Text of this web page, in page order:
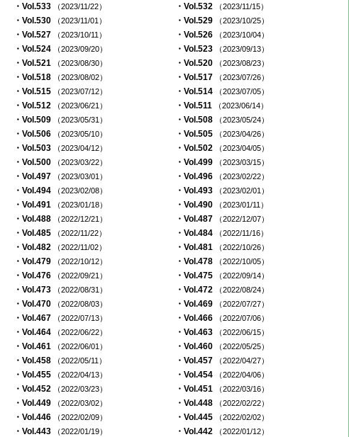
・Vol.533 （2023/11/22） ・Vol.532 （2023/11/15）
・Vol.530 （2023/11/01） ・Vol.529 （2023/10/25）
・Vol.527 （2023/10/11） ・Vol.526 （2023/10/04）
・Vol.524 （2023/09/20） ・Vol.523 （2023/09/13）
・Vol.521 （2023/08/30） ・Vol.520 （2023/08/23）
・Vol.518 （2023/08/02） ・Vol.517 （2023/07/26）
・Vol.515 （2023/07/12） ・Vol.514 （2023/07/05）
・Vol.512 （2023/06/21） ・Vol.511 （2023/06/14）
・Vol.509 （2023/05/31） ・Vol.508 （2023/05/24）
・Vol.506 （2023/05/10） ・Vol.505 （2023/04/26）
・Vol.503 （2023/04/12） ・Vol.502 （2023/04/05）
・Vol.500 （2023/03/22） ・Vol.499 （2023/03/15）
・Vol.497 （2023/03/01） ・Vol.496 （2023/02/22）
・Vol.494 （2023/02/08） ・Vol.493 （2023/02/01）
・Vol.491 （2023/01/18） ・Vol.490 （2023/01/11）
・Vol.488 （2022/12/21） ・Vol.487 （2022/12/07）
・Vol.485 （2022/11/22） ・Vol.484 （2022/11/16）
・Vol.482 （2022/11/02） ・Vol.481 （2022/10/26）
・Vol.479 （2022/10/12） ・Vol.478 （2022/10/05）
・Vol.476 （2022/09/21） ・Vol.475 （2022/09/14）
・Vol.473 （2022/08/31） ・Vol.472 （2022/08/24）
・Vol.470 （2022/08/03） ・Vol.469 （2022/07/27）
・Vol.467 （2022/07/13） ・Vol.466 （2022/07/06）
・Vol.464 （2022/06/22） ・Vol.463 （2022/06/15）
・Vol.461 （2022/06/01） ・Vol.460 （2022/05/25）
・Vol.458 （2022/05/11） ・Vol.457 （2022/04/27）
・Vol.455 （2022/04/13） ・Vol.454 （2022/04/06）
・Vol.452 （2022/03/23） ・Vol.451 （2022/03/16）
・Vol.449 （2022/03/02） ・Vol.448 （2022/02/22）
・Vol.446 （2022/02/09） ・Vol.445 （2022/02/02）
・Vol.443 （2022/01/19） ・Vol.442 （2022/01/12）